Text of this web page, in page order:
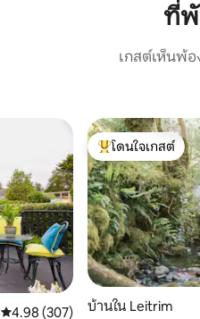
ที่พั
เกสต์เห็นพ้
คะแนนเฉลี่ย 4.98 จาก 5, 307 รีวิว
4.98 (307)
โดนใจเกสต์ที่สุด
โดนใจเกสต์
บ้านใน Leitrim